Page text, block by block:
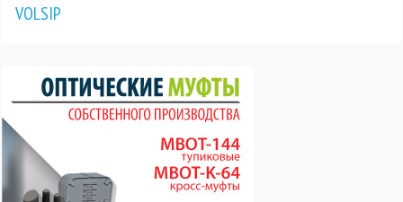
VOLSIP